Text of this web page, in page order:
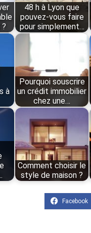
48 h à Lyon que
pouvez-vous faire
pour simplement…
à
Pourquoi souscrire
un crédit immobilier
chez une…
Comment choisir le
style de maison ?